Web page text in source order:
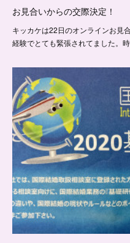
お見合いからの交際決定！
キッカケは22日のオンラインお見
経験でとても緊張されてました。